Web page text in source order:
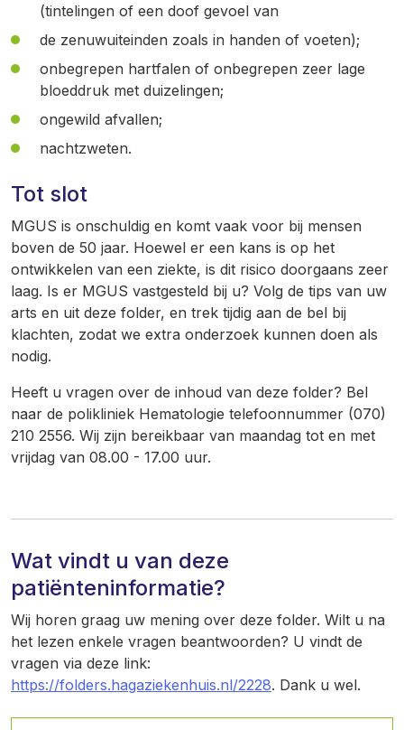
(tintelingen of een doof gevoel van
de zenuwuiteinden zoals in handen of voeten);
onbegrepen hartfalen of onbegrepen zeer lage
bloeddruk met duizelingen;
ongewild afvallen;
nachtzweten.
Tot slot
MGUS is onschuldig en komt vaak voor bij mensen
boven de 50 jaar. Hoewel er een kans is op het
ontwikkelen van een ziekte, is dit risico doorgaans zeer
laag. Is er MGUS vastgesteld bij u? Volg de tips van uw
arts en uit deze folder, en trek tijdig aan de bel bij
klachten, zodat we extra onderzoek kunnen doen als
nodig.
Heeft u vragen over de inhoud van deze folder? Bel
naar de polikliniek Hematologie telefoonnummer (070)
210 2556. Wij zijn bereikbaar van maandag tot en met
vrijdag van 08.00 - 17.00 uur.
Wat vindt u van deze
patiënteninformatie?
Wij horen graag uw mening over deze folder. Wilt u na
het lezen enkele vragen beantwoorden? U vindt de
vragen via deze link:
https://folders.hagaziekenhuis.nl/2228. Dank u wel.